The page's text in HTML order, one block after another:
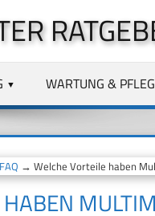
WARTUNG &
FAQ → Welche Vorteile haben